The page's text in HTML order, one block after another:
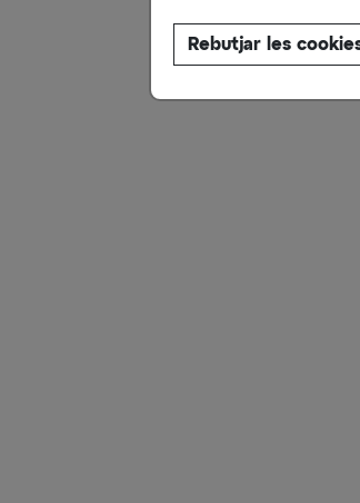
Rebutjar les